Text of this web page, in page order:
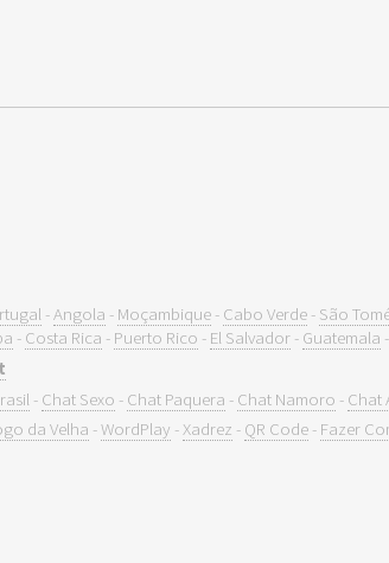
-Angola - Moçambique- Cabo Verde- São
- Costa Rica - Puerto Rico - El Salvador- Guatemala -
- Chat Sexo - Chat Paquera - Chat Namoro - Chat
da Velha -WordPlay -Xadrez - QR Code- Fazer